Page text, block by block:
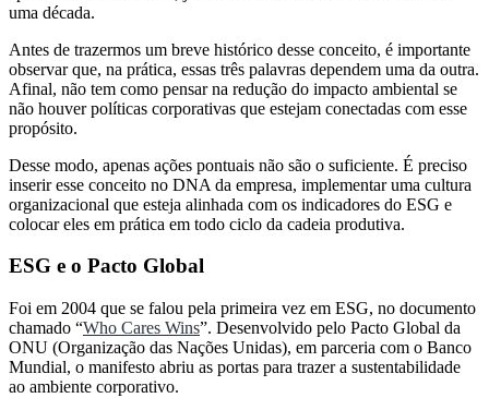
uma década.
Antes de trazermos um breve histórico desse conceito, é importante
observar que, na prática, essas três palavras dependem uma da outra.
Afinal, não tem como pensar na redução do impacto ambiental se
não houver políticas corporativas que estejam conectadas com esse
propósito.
Desse modo, apenas ações pontuais não são o suficiente. É preciso
inserir esse conceito no DNA da empresa, implementar uma cultura
organizacional que esteja alinhada com os indicadores do ESG e
colocar eles em prática em todo ciclo da cadeia produtiva.
ESG e o Pacto Global
Foi em 2004 que se falou pela primeira vez em ESG, no documento
chamado “Who Cares Wins”. Desenvolvido pelo Pacto Global da
ONU (Organização das Nações Unidas), em parceria com o Banco
Mundial, o manifesto abriu as portas para trazer a sustentabilidade
ao ambiente corporativo.